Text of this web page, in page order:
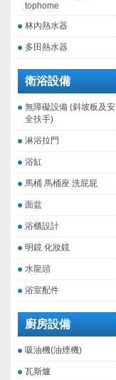
tophome
林內熱水器
多田熱水器
衛浴設備
無障礙設備 (斜坡板及安
全扶手)
淋浴拉門
浴缸
馬桶 馬桶座 洗屁屁
面盆
浴櫃設計
明鏡 化妝鏡
水龍頭
浴室配件
廚房設備
吸油機(油煙機)
瓦斯爐